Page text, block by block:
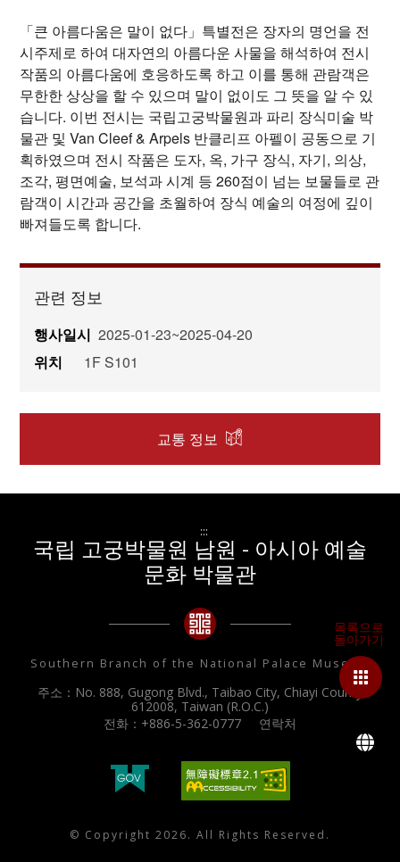
「큰 아름다움은 말이 없다」특별전은 장자의 명언을 전
시주제로 하여 대자연의 아름다운 사물을 해석하여 전시
작품의 아름다움에 호응하도록 하고 이를 통해 관람객은
무한한 상상을 할 수 있으며 말이 없이도 그 뜻을 알 수 있
습니다. 이번 전시는 국립고궁박물원과 파리 장식미술 박
물관 및 Van Cleef & Arpels 반클리프 아펠이 공동으로 기
획하였으며 전시 작품은 도자, 옥, 가구 장식, 자기, 의상,
조각, 평면예술, 보석과 시계 등 260점이 넘는 보물들로 관
람객이 시간과 공간을 초월하여 장식 예술의 여정에 깊이
빠져들도록 합니다.
관련 정보
행사일시 2025-01-23~2025-04-20
위치
1F S101
교통 정보
:::
국립 고궁박물원 남원 - 아시아 예술
문화 박물관
Southern Branch of the National Palace Museum
주소：No. 888, Gugong Blvd., Taibao City, Chiayi County
612008, Taiwan (R.O.C.)
전화：+886-5-362-0777
연락처
© Copyright 2026. All Rights Reserved.